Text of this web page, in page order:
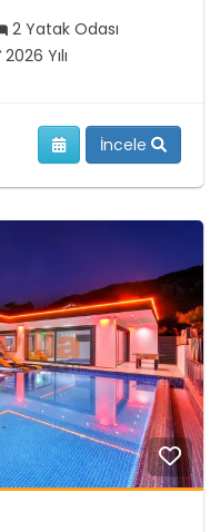
2 Yatak Odası
2026 Yılı
İncele